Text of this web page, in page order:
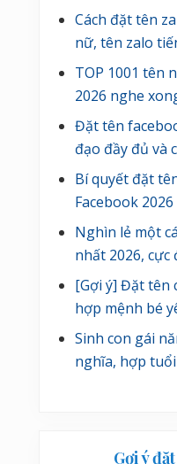
Cách đặt tên
nữ, tên zalo
TOP 1001 tên
2026 nghe
Đặt tên
đạo đầy đủ và
Bí quyết đặt
Facebook
Nghìn lẻ một
nhất 2026, cực
[Gợi ý] Đặt tên
hợp mệnh bé
Sinh con gái
nghĩa, hợp
Gợi ý